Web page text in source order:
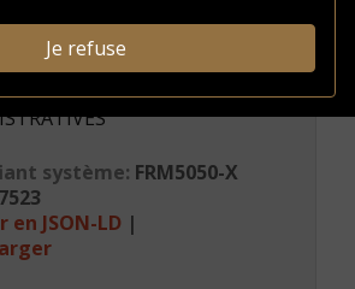
système: FRM5050-X
en JSON-LD |
Je refuse